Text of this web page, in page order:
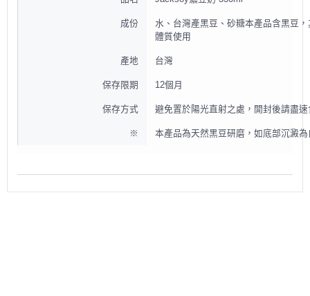
成份
水、台灣產黑豆、砂糖本產品含黑豆
體質使用
產地 台灣
保存限期 12個月
保存方式 避免置於陽光直射之處，開封後請盡
※ 本產品為天然黑豆研磨，如底部沉澱